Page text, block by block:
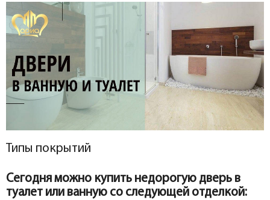
Типы покрытий
Сегодня можно купить недорогую дверь в
туалет или ванную со следующей отделкой: